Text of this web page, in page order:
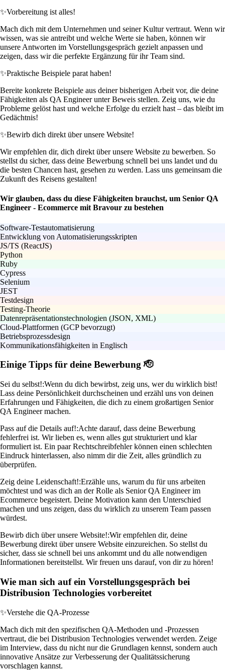
✨Vorbereitung ist alles!
Mach dich mit dem Unternehmen und seiner Kultur vertraut. Wenn wir
wissen, was sie antreibt und welche Werte sie haben, können wir
unsere Antworten im Vorstellungsgespräch gezielt anpassen und
zeigen, dass wir die perfekte Ergänzung für ihr Team sind.
✨Praktische Beispiele parat haben!
Bereite konkrete Beispiele aus deiner bisherigen Arbeit vor, die deine
Fähigkeiten als QA Engineer unter Beweis stellen. Zeig uns, wie du
Probleme gelöst hast und welche Erfolge du erzielt hast – das bleibt im
Gedächtnis!
✨Bewirb dich direkt über unsere Website!
Wir empfehlen dir, dich direkt über unsere Website zu bewerben. So
stellst du sicher, dass deine Bewerbung schnell bei uns landet und du
die besten Chancen hast, gesehen zu werden. Lass uns gemeinsam die
Zukunft des Reisens gestalten!
Wir glauben, dass du diese Fähigkeiten brauchst, um Senior QA
Engineer - Ecommerce mit Bravour zu bestehen
Software-Testautomatisierung
Entwicklung von Automatisierungsskripten
JS/TS (ReactJS)
Python
Ruby
Cypress
Selenium
JEST
Testdesign
Testing-Theorie
Datenrepräsentationstechnologien (JSON, XML)
Cloud-Plattformen (GCP bevorzugt)
Betriebsprozessdesign
Kommunikationsfähigkeiten in Englisch
Einige Tipps für deine Bewerbung 🫡
Sei du selbst!:Wenn du dich bewirbst, zeig uns, wer du wirklich bist!
Lass deine Persönlichkeit durchscheinen und erzähl uns von deinen
Erfahrungen und Fähigkeiten, die dich zu einem großartigen Senior
QA Engineer machen.
Pass auf die Details auf!:Achte darauf, dass deine Bewerbung
fehlerfrei ist. Wir lieben es, wenn alles gut strukturiert und klar
formuliert ist. Ein paar Rechtschreibfehler können einen schlechten
Eindruck hinterlassen, also nimm dir die Zeit, alles gründlich zu
überprüfen.
Zeig deine Leidenschaft!:Erzähle uns, warum du für uns arbeiten
möchtest und was dich an der Rolle als Senior QA Engineer im
Ecommerce begeistert. Deine Motivation kann den Unterschied
machen und uns zeigen, dass du wirklich zu unserem Team passen
würdest.
Bewirb dich über unsere Website!:Wir empfehlen dir, deine
Bewerbung direkt über unsere Website einzureichen. So stellst du
sicher, dass sie schnell bei uns ankommt und du alle notwendigen
Informationen bereitstellst. Wir freuen uns darauf, von dir zu hören!
Wie man sich auf ein Vorstellungsgespräch bei
Distribusion Technologies vorbereitet
✨Verstehe die QA-Prozesse
Mach dich mit den spezifischen QA-Methoden und -Prozessen
vertraut, die bei Distribusion Technologies verwendet werden. Zeige
im Interview, dass du nicht nur die Grundlagen kennst, sondern auch
innovative Ansätze zur Verbesserung der Qualitätssicherung
vorschlagen kannst.